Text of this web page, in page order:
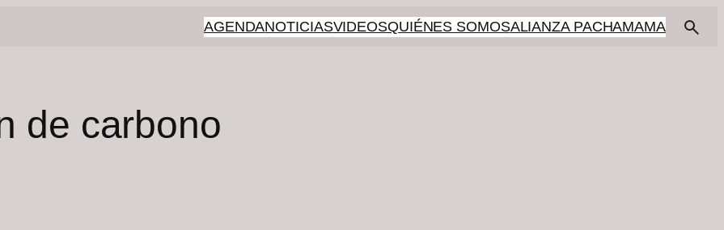
AGENDANOTICIASVIDEOSQUIÉNES SOMOSALIANZA PACHAMAMA
de carbono